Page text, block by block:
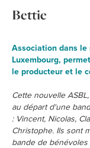
Bettie
Association dans le
Luxembourg,
le producteur et le
Cette nouvelle
au départ d'une
: Vincent, Nicolas,
Christophe. Ils sont
bande de bénévoles